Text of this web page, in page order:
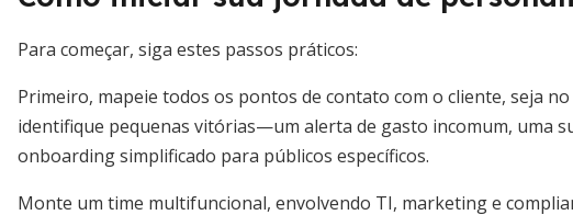
Para começar, siga estes passos práticos:
Primeiro, mapeie todos os pontos de contato com o cliente, seja
identifique pequenas vitórias—um alerta de gasto incomum, uma
onboarding simplificado para públicos específicos.
Monte um time multifuncional, envolvendo TI, marketing e